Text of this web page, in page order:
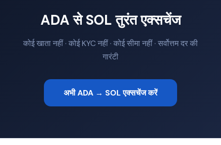
ADA से SOL तुरंत एक्सचेंज
कोई खाता नहीं · कोई KYC नहीं · कोई सीमा नहीं · सर्वोत्तम दर की
गारंटी
अभी ADA → SOL एक्सचेंज करें